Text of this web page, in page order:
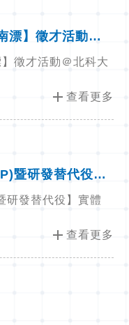
漂】徵才活動＠
徵才活動＠北科大
add 查看更多
暨研發替代役】
研發替代役】實體
add 查看更多